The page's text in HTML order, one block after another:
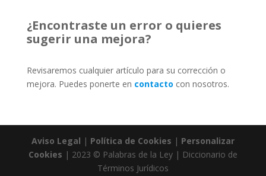
¿Encontraste un error o quieres
sugerir una mejora?
Revisaremos cualquier artículo para su corrección o
mejora. Puedes ponerte en contacto con nosotros.
Aviso Legal | Política de Cookies | Personalizar
Cookies | 2023 © Palabras de la Ley | Diccionario de
Términos Jurídicos